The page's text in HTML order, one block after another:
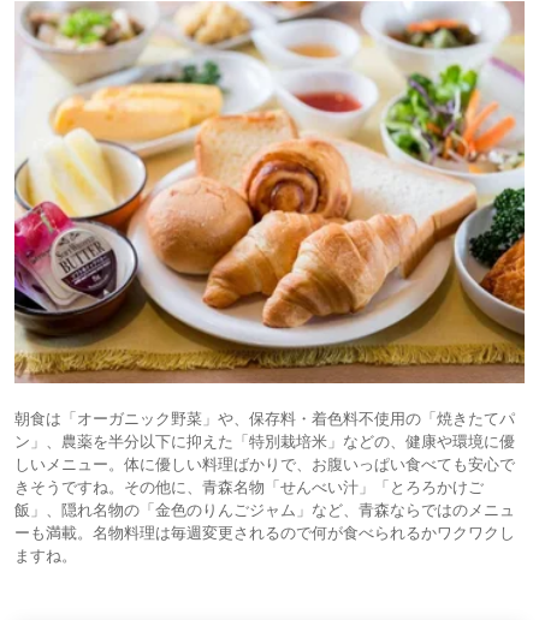
朝食は「オーガニック野菜」や、保存料・着色料不使用の「焼きたてパ
ン」、農薬を半分以下に抑えた「特別栽培米」などの、健康や環境に優
しいメニュー。体に優しい料理ばかりで、お腹いっぱい食べても安心で
きそうですね。その他に、青森名物「せんべい汁」「とろろかけご
飯」、隠れ名物の「金色のりんごジャム」など、青森ならではのメニュ
ーも満載。名物料理は毎週変更されるので何が食べられるかワクワクし
ますね。